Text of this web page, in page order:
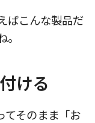
ばこんな製品だ
ける
てそのまま「お